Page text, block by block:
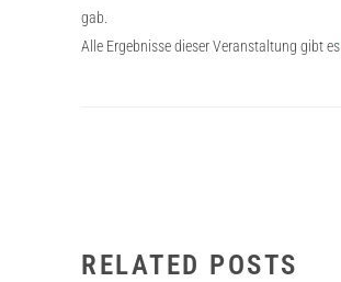
gab.
Alle Ergebnisse dieser Veranstaltung gibt es
RELATED POSTS